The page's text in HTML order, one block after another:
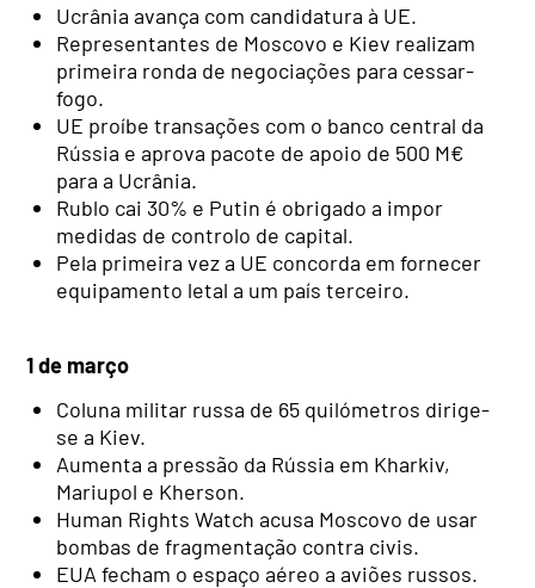
Ucrânia avança com candidatura à UE.
Representantes de Moscovo e Kiev realizam
primeira ronda de negociações para cessar-
fogo.
UE proíbe transações com o banco central da
Rússia e aprova pacote de apoio de 500 M€
para a Ucrânia.
Rublo cai 30% e Putin é obrigado a impor
medidas de controlo de capital.
Pela primeira vez a UE concorda em fornecer
equipamento letal a um país terceiro.
1 de março
Coluna militar russa de 65 quilómetros dirige-
se a Kiev.
Aumenta a pressão da Rússia em Kharkiv,
Mariupol e Kherson.
Human Rights Watch acusa Moscovo de usar
bombas de fragmentação contra civis.
EUA fecham o espaço aéreo a aviões russos.